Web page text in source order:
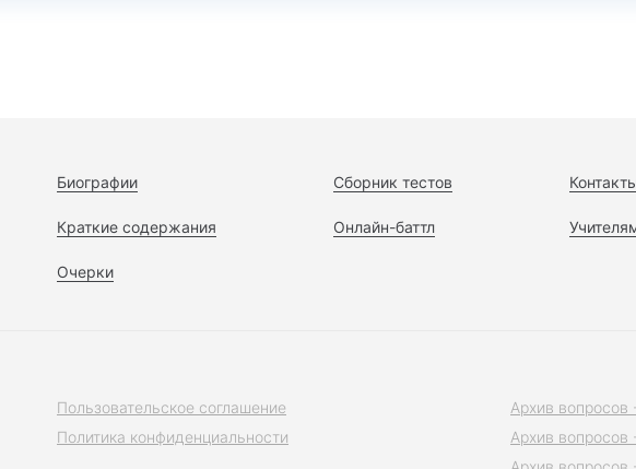
Биографии
Краткие содержания
Очерки
Сборник тестов
Онлайн-баттл
Пользовательское соглашение
Политика конфиденциальности
Архив вопросов
Архив вопросов